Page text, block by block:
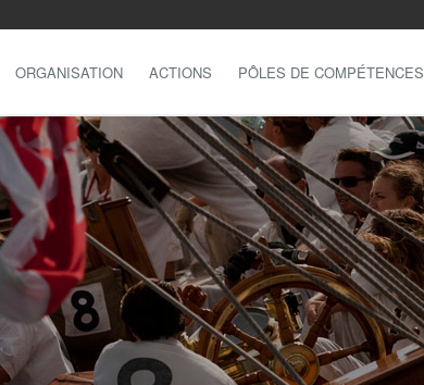
ORGANISATION ACTIONS PÔLES DE COMPÉTENCES